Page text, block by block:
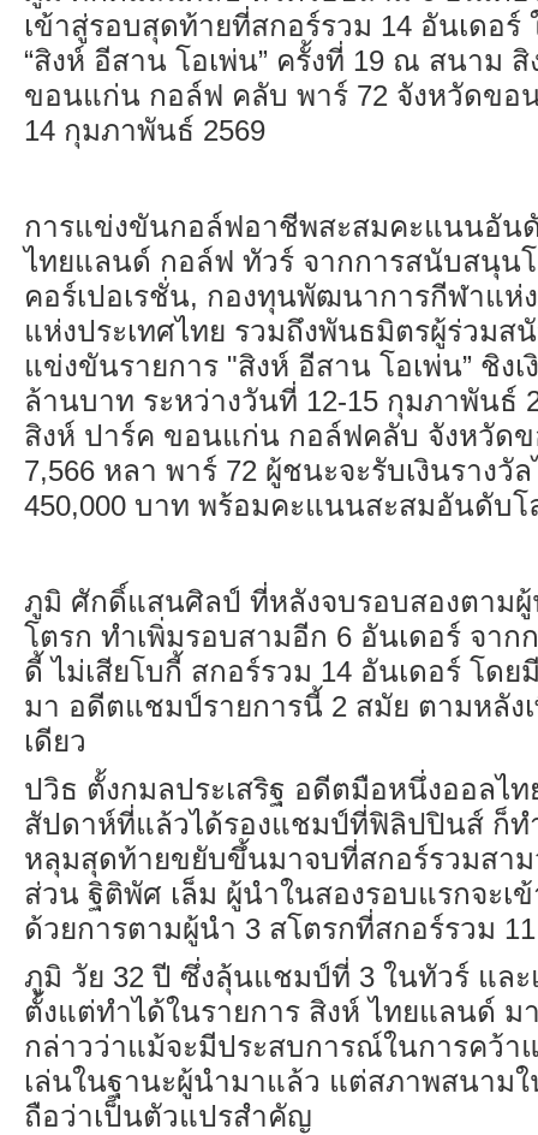
เข้าสู่รอบสุดท้ายที่สกอร์รวม 14 อันเดอร์
“สิงห์ อีสาน โอเพ่น” ครั้งที่ 19 ณ สนาม
ขอนแก่น กอล์ฟ คลับ พาร์ 72 จังหวัดขอ
14 กุมภาพันธ์ 2569
การแข่งขันกอล์ฟอาชีพสะสมคะแนนอัน
ไทยแลนด์ กอล์ฟ ทัวร์ จากการสนับสนุน
คอร์เปอเรชั่น, กองทุนพัฒนาการกีฬาแห่
แห่งประเทศไทย รวมถึงพันธมิตรผู้ร่วมส
แข่งขันรายการ "สิงห์ อีสาน โอเพ่น” ชิงเ
ล้านบาท ระหว่างวันที่ 12-15 กุมภาพันธ์
สิงห์ ปาร์ค ขอนแก่น กอล์ฟคลับ จังหวัด
7,566 หลา พาร์ 72 ผู้ชนะจะรับเงินรางวั
450,000 บาท พร้อมคะแนนสะสมอันดับโ
ภูมิ ศักดิ์แสนศิลป์ ที่หลังจบรอบสองตาม
โตรก ทำเพิ่มรอบสามอีก 6 อันเดอร์ จาก
ดี้ ไม่เสียโบกี้ สกอร์รวม 14 อันเดอร์ โด
มา อดีตแชมป์รายการนี้ 2 สมัย ตามหลัง
เดียว
ปวิธ ตั้งกมลประเสริฐ อดีตมือหนึ่งออลไ
สัปดาห์ที่แล้วได้รองแชมป์ที่ฟิลิปปินส์ ก็ท
หลุมสุดท้ายขยับขึ้นมาจบที่สกอร์รวมสา
ส่วน ฐิติพัศ เล็ม ผู้นำในสองรอบแรกจะเ
ด้วยการตามผู้นำ 3 สโตรกที่สกอร์รวม 11
ภูมิ วัย 32 ปี ซึ่งลุ้นแชมป์ที่ 3 ในทัวร์ แล
ตั้งแต่ทำได้ในรายการ สิงห์ ไทยแลนด์ ม
กล่าวว่าแม้จะมีประสบการณ์ในการคว้า
เล่นในฐานะผู้นำมาแล้ว แต่สภาพสนาม
ถือว่าเป็นตัวแปรสำคัญ